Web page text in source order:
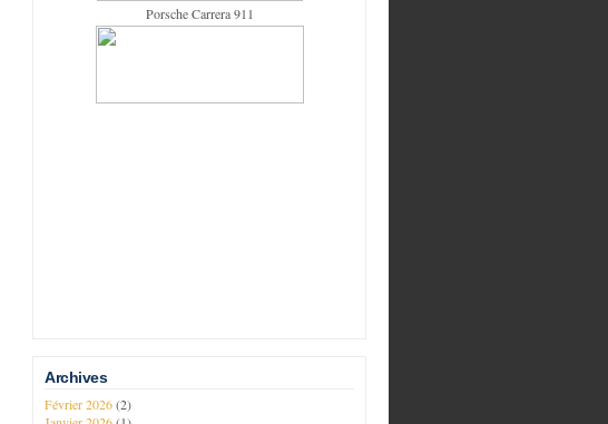
Porsche Carrera 911
Archives
Février 2026(2)